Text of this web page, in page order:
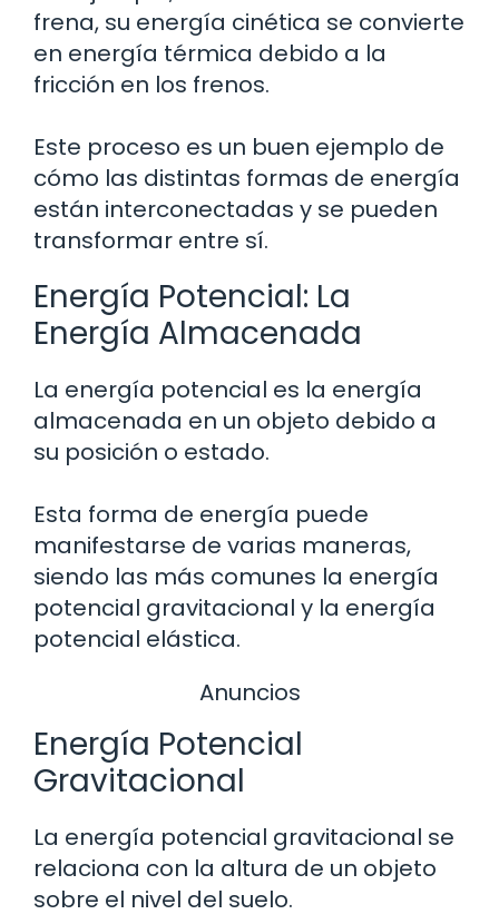
frena, su energía cinética se convierte
en energía térmica debido a la
fricción en los frenos.
Este proceso es un buen ejemplo de
cómo las distintas formas de energía
están interconectadas y se pueden
transformar entre sí.
Energía Potencial: La
Energía Almacenada
La energía potencial es la energía
almacenada en un objeto debido a
su posición o estado.
Esta forma de energía puede
manifestarse de varias maneras,
siendo las más comunes la energía
potencial gravitacional y la energía
potencial elástica.
Anuncios
Energía Potencial
Gravitacional
La energía potencial gravitacional se
relaciona con la altura de un objeto
sobre el nivel del suelo.